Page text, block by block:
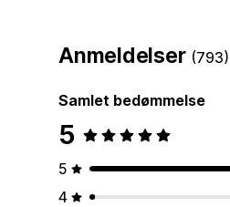
Anmeldelser (793)
Samlet bedømmelse
5
5
4